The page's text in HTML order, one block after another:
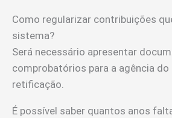
Como regularizar contribuições
sistema?
Será necessário apresentar
comprobatórios para a agência do
retificação.
É possível saber quantos anos